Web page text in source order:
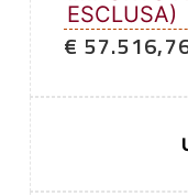
ESCLUSA)
€